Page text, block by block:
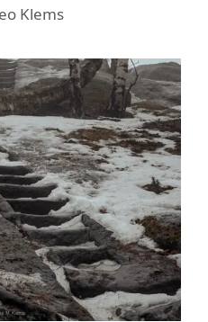
Klems